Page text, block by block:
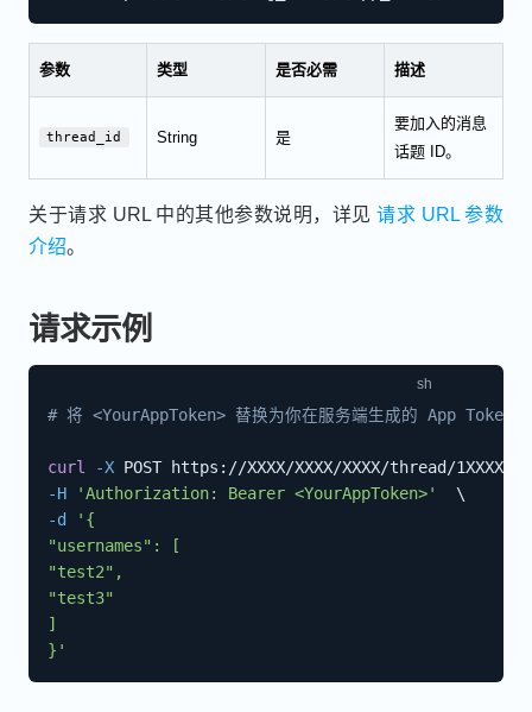
参数 类型 是否必需 描述
thread_id String 是
要加入的消息
话题 ID。
关于请求 URL 中的其他参数说明，详见请求 URL 参数
介绍。
请求示例
# 将 <YourAppToken> 替换为你在服务端生成的 App Token
curl -X POST https://XXXX/XXXX/XXXX/thread/
-H
'Authorization: Bearer <YourAppToken>'
\
-d
'{
"usernames": [
"test2",
"test3"
]
}'